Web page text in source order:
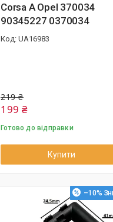
Corsa A Opel 370034
90345227 0370034
UA16983
219 ₴
199 ₴
Готово до відправки
Купити
–10%